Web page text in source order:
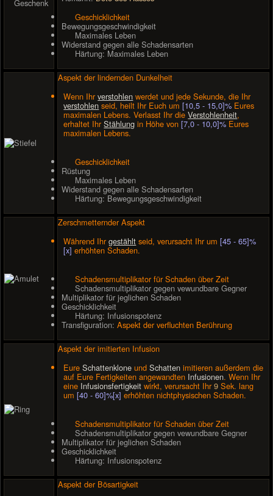
Geschicklichkeit
Bewegungsgeschwindigkeit
Maximales Leben
Widerstand gegen alle Schadensarten
Härtung: Maximales Leben
Aspekt der lindernden Dunkelheit
Wenn Ihrverstohlen werdet und jede Sekunde, die Ihr
verstohlen seid, heilt Ihr Euch um[10,5 - 15,0]% Eures
maximalen Lebens. Verlasst Ihr dieVerstohlenheit,
erhaltet IhrStählung in Höhe von[7,0 - 10,0]% Eures
maximalen Lebens.
Geschicklichkeit
Rüstung
Maximales Leben
Widerstand gegen alle Schadensarten
Härtung: Bewegungsgeschwindigkeit
Zerschmetternder Aspekt
Während Ihrgestählt seid, verursacht Ihr um[45 - 65]%
[x] erhöhten Schaden.
Schadensmultiplikator für Schaden über Zeit
Schadensmultiplikator gegen vewundbare Gegner
Multiplikator für jeglichen Schaden
Geschicklichkeit
Härtung: Infusionspotenz
Transfiguration: Aspekt der verfluchten Berührung
Aspekt der imitierten Infusion
EureSchattenklone undSchatten imitieren außerdem die
auf Eure Fertigkeiten angewandten Infusionen. Wenn Ihr
eine Infusionsfertigkeit wirkt, verursacht Ihr9 Sek. lang
um[40 - 60]%[x] erhöhten nichtphysischen Schaden.
Schadensmultiplikator für Schaden über Zeit
Schadensmultiplikator gegen vewundbare Gegner
Multiplikator für jeglichen Schaden
Geschicklichkeit
Härtung: Infusionspotenz
Aspekt der Bösartigkeit